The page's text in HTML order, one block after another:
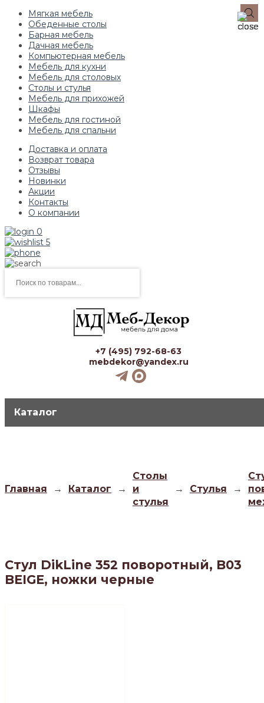
Мягкая мебель
Обеденные столы
Барная мебель
Дачная мебель
Компьютерная мебель
Мебель для кухни
Мебель для столовых
Столы и стулья
Мебель для прихожей
Шкафы
Мебель для гостиной
Мебель для спальни
Доставка и оплата
Возврат товара
Отзывы
Новинки
Акции
Контакты
О компании
0
5
товаров
+7 (495) 792-68-63
mebdekor@yandex.ru
Каталог
Главная → Каталог →
Столы
и
стулья
→ Стулья →
Стул DikLine 352 поворотный, B03
BEIGE, ножки черные